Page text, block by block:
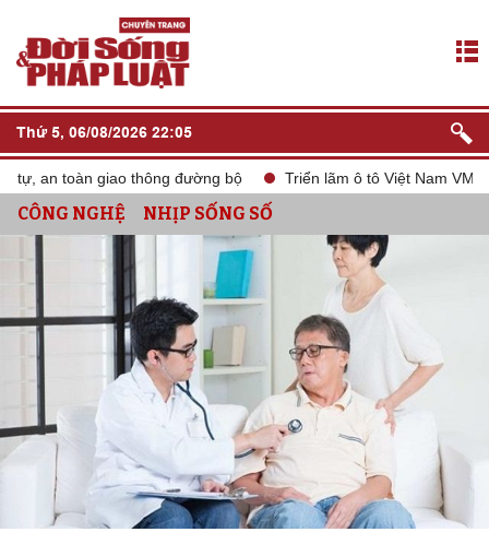
Thứ 5, 06/08/2026 22:05
toàn giao thông đường bộ Triển lãm ô tô Việt Nam VMS 2024
CÔNG NGHỆ NHỊP SỐNG SỐ